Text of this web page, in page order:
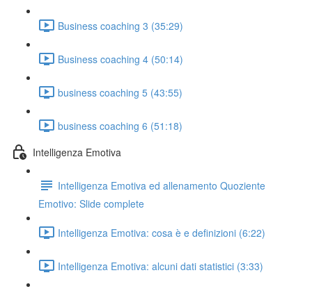
Business coaching 3 (35:29)
Business coaching 4 (50:14)
business coaching 5 (43:55)
business coaching 6 (51:18)
Intelligenza Emotiva
Intelligenza Emotiva ed allenamento Quoziente
Emotivo: Slide complete
Intelligenza Emotiva: cosa è e definizioni (6:22)
Intelligenza Emotiva: alcuni dati statistici (3:33)